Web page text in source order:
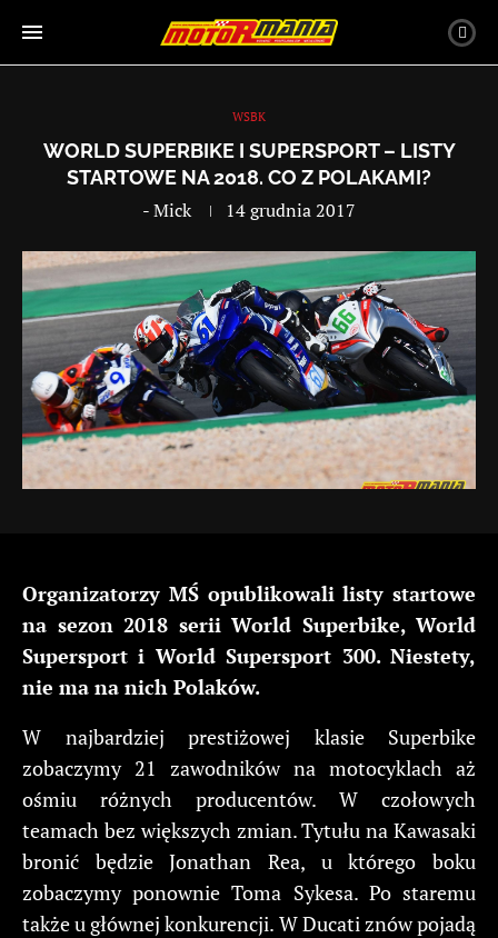
WSBK
WORLD SUPERBIKE I SUPERSPORT – LISTY
STARTOWE NA 2018. CO Z POLAKAMI?
-Mick 14 grudnia 2017
Organizatorzy MŚ opublikowali listy startowe
na sezon 2018 serii World Superbike, World
Supersport i World Supersport 300. Niestety,
nie ma na nich Polaków.
W najbardziej prestiżowej klasie Superbike
zobaczymy 21 zawodników na motocyklach aż
ośmiu różnych producentów. W czołowych
teamach bez większych zmian. Tytułu na Kawasaki
bronić będzie Jonathan Rea, u którego boku
zobaczymy ponownie Toma Sykesa. Po staremu
także u głównej konkurencji. W Ducati znów pojadą